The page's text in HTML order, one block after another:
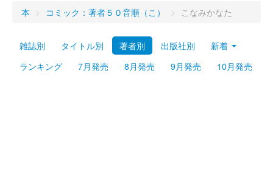
Myシェルフ
プレミアム
本 > コミック：著者５０音順（こ） > こなみかなた
雑誌別 タイトル別 著者別 出版社別
新着
ランキング
7月発売 8月発売 9月発売 10月発売